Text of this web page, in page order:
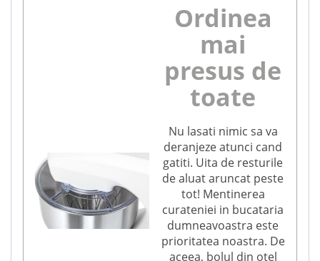
Ordinea
mai
presus de
toate
Nu lasati nimic sa va
deranjeze atunci cand
gatiti. Uita de resturile
de aluat aruncat peste
tot! Mentinerea
curateniei in bucataria
dumneavoastra este
prioritatea noastra. De
aceea, bolul din otel